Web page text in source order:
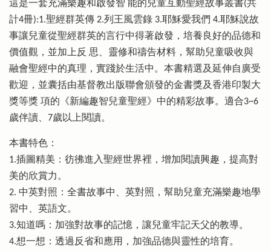
這是一套充滿樂趣和啟發智 能的兒童互動聖經故事叢書(共
計4冊):1.聖經群英傳 2.列王風雲錄 3.耶穌愛我們 4.耶穌說故
事讓兒童從聖經群英的言行中得著啟發，培養良好的品德和
價值觀，並加上反 思、靈修和禱告材料，幫助兒童吸收與
融會聖經中的真理，實踐於生活中。本書精選及延伸自廣受
歡迎，並囊括由基督教出版聯會頒發的金書獎及香港印製大
獎等獎 項的《新編趣智兒童聖經》中的精彩故事。適合3~6
歲伴讀、7歲以上閱讀。
本書特色：
1.插圖精美：彷彿進入聖經世界裡，增加閱讀興趣，提高對
美的欣賞力。
2. 中英對照：全書故事中、英對照，幫助兒童充滿樂趣地學
習中、英語文。
3.知道嗎：加強對故事的記憶，讓兒童牢記天父的教導。
4.想一想：透過反省和應用，加強品德與靈性的培育。